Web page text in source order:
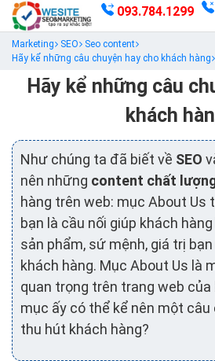
093.784.1299
Marketing SEO
Seo content
Hãy kể những câu chuyện hay cho khách hàng
Hãy kể những câu
khách
Như chúng ta đã biết về SEO
nên những content chất
hàng trên web: mục About Us
bạn là cầu nối giúp khách
sản phẩm, sứ mệnh, giá trị
khách hàng. Mục About Us là
quan trọng trên trang web của
mục ấy có thể kể nên một câu
thu hút khách hàng?